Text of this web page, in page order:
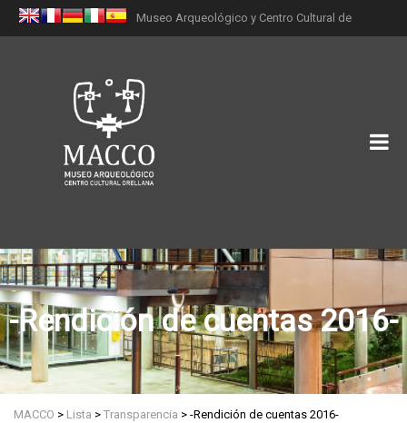
Museo Arqueológico y Centro Cultural de
-Rendición de cuentas 2016-
MACCO > Lista > Transparencia > -Rendición de cuentas 2016-